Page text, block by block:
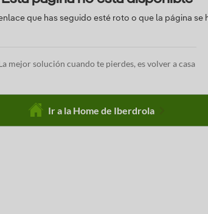
que has seguido esté roto o que la página se
mejor solución cuando te pierdes, es volver a casa
Ir a la Home de Iberdrola